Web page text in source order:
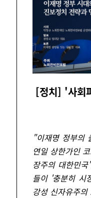
[정치] '사회
"이재명 정부의
연일 상한가인
장주의 대한민
들이 '충분히 시
강성 신자유주